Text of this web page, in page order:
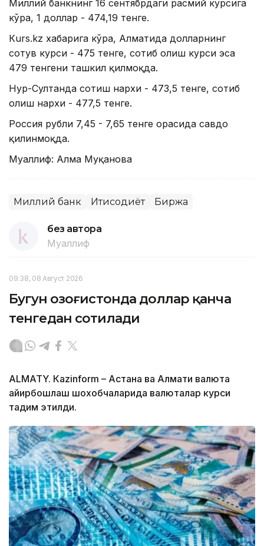
Миллий банкнинг 16 сентябрдаги расмий курсига
кўра, 1 доллар - 474,19 тенге.
Кurs.kz хабарига кўра, Алматида долларнинг
сотув курси - 475 тенге, сотиб олиш курси эса
479 тенгени ташкил қилмоқда.
Нур-Султанда сотиш нархи - 473,5 тенге, сотиб
олиш нархи - 477,5 тенге.
Россия рубли 7,45 - 7,65 тенге орасида савдо
қилинмоқда.
Муаллиф: Алма Муқанова
Миллий банк Иқтисодиёт Биржа
без автора
Муаллиф
09:38, 08 Август 2026
Бугун Қозоғистонда доллар қанча
тенгедан сотилади
ALMATY. Кazinform – Астана ва Алмати валюта
айирбошлаш шохобчаларида валюталар курси
тақдим этилди.